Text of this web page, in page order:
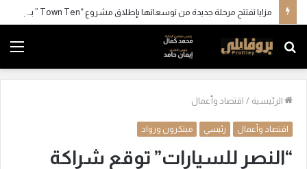
مزايا تفتتح مرحلة جديدة من توسعاتها بإطلاق مشروع “Town Ten ” بعرابي الجديدة بمدينة العبور
بحث
عن
الرئيسية / اقتصاد وأعمال
اقتصاد وأعمال رئيسي مبتكرون ورواد
“النصر للسيارات” توقع شراكة